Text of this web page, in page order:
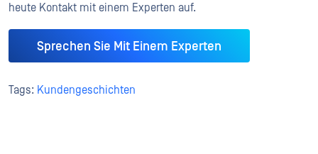
heute Kontakt mit einem Experten auf.
Sprechen Sie Mit Einem Experten
Tags: Kundengeschichten